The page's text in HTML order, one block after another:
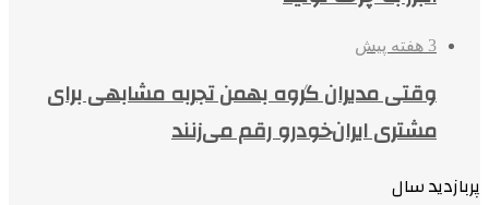
3 هفته پیش
وقتی مدیران گروه بهمن تجربه مشابهی برای
مشتری ایران‌خودرو رقم می‌زنند
پربازدید سال